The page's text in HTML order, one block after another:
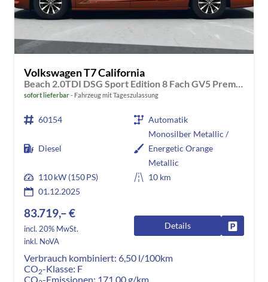
Volkswagen T7 California
Beach 2.0TDI DSG Sport Edition 8 Fach GV5 Premium+
sofort lieferbar Fahrzeug mit Tageszulassung
60154 Automatik
Diesel
Monosilber Metallic /
Energetic Orange
Metallic
110 kW (150 PS)
10 km
01.12.2025
83.719,– €
incl. 20% MwSt.
inkl. NoVA
Details
Verbrauch kombiniert: 6,50 l/100km
CO2-Klasse: F
CO -Emissionen: 171,00 g/km